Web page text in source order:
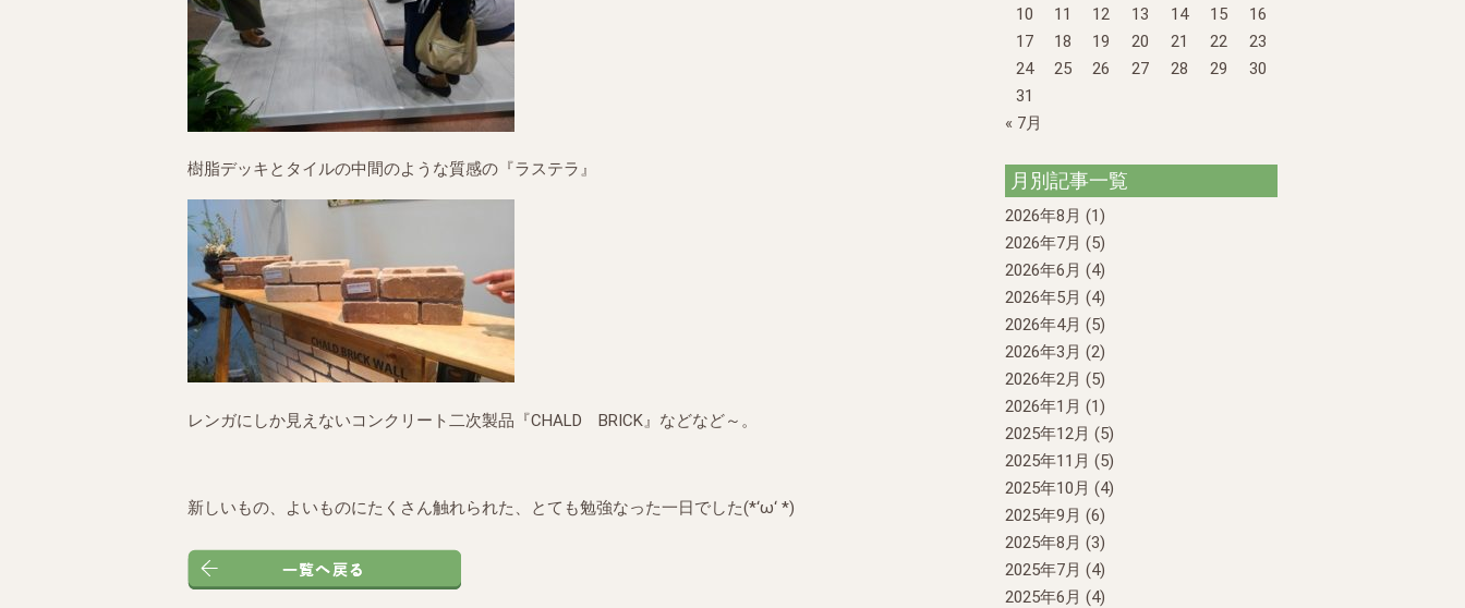
樹脂デッキとタイルの中間のような質感の『ラステラ』
レンガにしか見えないコンクリート二次製品『CHALD BRICK』などなど～。
新しいもの、よいものにたくさん触れられた、とても勉強なった一日でした(*‘ω‘ *)
10
11 12 13 14 15
16
17
18 19 20 21 22
23
24
25 26 27 28 29
30
31
« 7月
月別記事一覧
2026年8月 (1)
2026年7月 (5)
2026年6月 (4)
2026年5月 (4)
2026年4月 (5)
2026年3月 (2)
2026年2月 (5)
2026年1月 (1)
2025年12月 (5)
2025年11月 (5)
2025年10月 (4)
2025年9月 (6)
2025年8月 (3)
2025年7月 (4)
2025年6月 (4)